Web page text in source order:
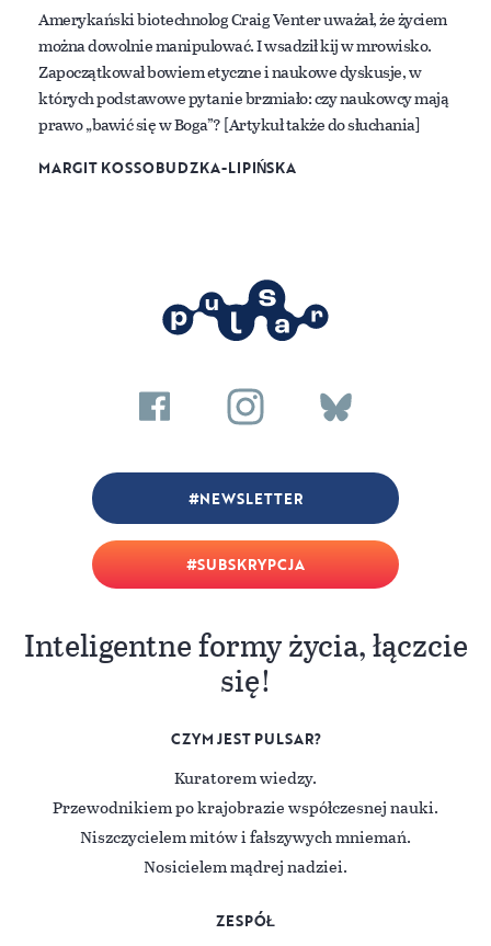
Amerykański biotechnolog Craig Venter uważał, że życiem
można dowolnie manipulować. I wsadził kij w mrowisko.
Zapoczątkował bowiem etyczne i naukowe dyskusje, w
których podstawowe pytanie brzmiało: czy naukowcy mają
prawo „bawić się w Boga”? [Artykuł także do słuchania]
MARGIT KOSSOBUDZKA-LIPIŃSKA
SUBSKRYPCJA
NEWSLETTER
Inteligentne formy życia, łączcie
się!
CZYM JEST PULSAR?
Kuratorem wiedzy.
Przewodnikiem po krajobrazie współczesnej nauki.
Niszczycielem mitów i fałszywych mniemań.
Nosicielem mądrej nadziei.
ZESPÓŁ